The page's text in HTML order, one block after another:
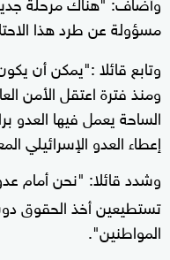
مسؤولة عن طرد هذا
وتابع قائلا :"يمكن أن
ومنذ فترة اعتقل الأمن
الساحة يعمل فيها العدو
إعطاء العدو الإسرائيلي
وشدد قائلا: "نحن أمام
تستطيعين أخذ الحقوق
المواطنين".